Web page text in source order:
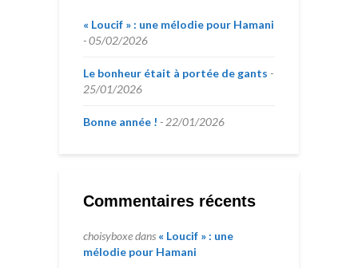
« Loucif » : une mélodie pour Hamani
05/02/2026
Le bonheur était à portée de gants
25/01/2026
Bonne année ! 22/01/2026
Commentaires récents
choisyboxedans « Loucif » : une
mélodie pour Hamani